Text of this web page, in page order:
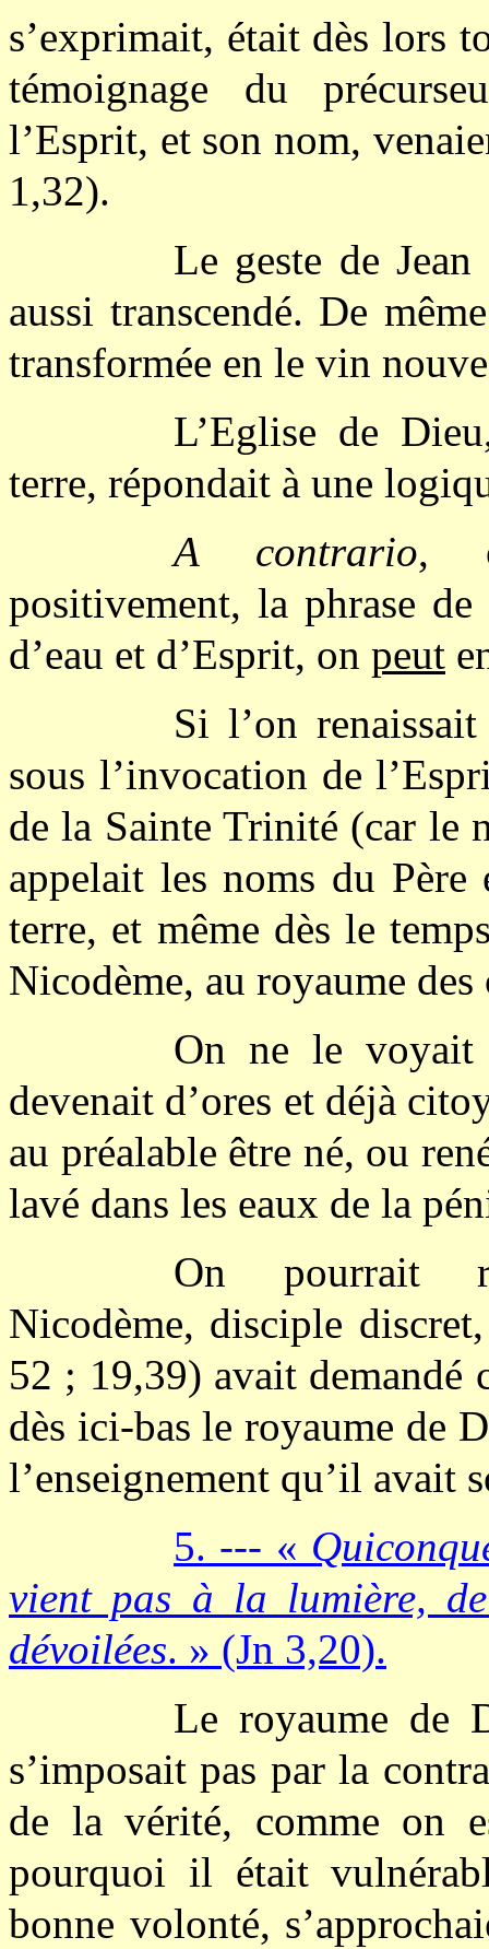
s’exprimait, était dès lors
témoignage du
l’Esprit, et son nom,
1,32).
Le geste de
aussi transcendé. De
transformée en le vin
L’Eglise de
terre, répondait à une
A contrario,
positivement, la phrase
d’eau et d’Esprit, on peut
Si l’on
sous l’invocation de
de la Sainte Trinité (car le
appelait les noms du
terre, et même dès le
Nicodème, au royaume des
On ne le
devenait d’ores et déjà
au préalable être né, ou
lavé dans les eaux de la
On pourrait
Nicodème, disciple
52 ; 19,39) avait demandé
dès ici-bas le royaume de
l’enseignement qu’il avait
5. --- «
vient pas à la lumière,
dévoilées. » (Jn 3,20).
Le royaume de
s’imposait pas par la
de la vérité, comme on
pourquoi il était
bonne volonté,